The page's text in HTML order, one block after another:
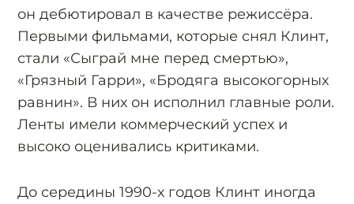
он дебютировал в качестве режиссёра.
Первыми фильмами, которые снял Клинт,
стали «Сыграй мне перед смертью»,
«Грязный Гарри», «Бродяга высокогорных
равнин». В них он исполнил главные роли.
Ленты имели коммерческий успех и
высоко оценивались критиками.
До середины 1990-х годов Клинт иногда